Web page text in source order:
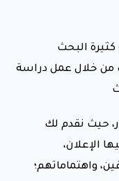
البحث
من خلال عمل دراسة
حيث نقدم لك
الإعلان،
واهتماماتهم؛